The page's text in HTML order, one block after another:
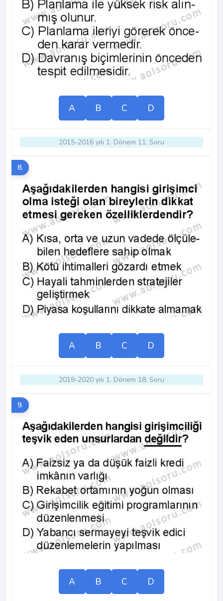
A B C D
2015-2016 yılı 1. Dönem 11. Soru
8.
A B C D
2019-2020 yılı 1. Dönem 18. Soru
9.
A B C D